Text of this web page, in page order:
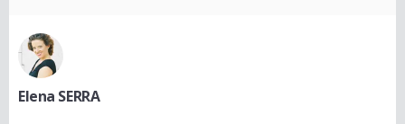
Elena SERRA